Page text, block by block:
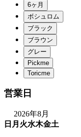
営業日
2026年8月
日 月 火水木金土